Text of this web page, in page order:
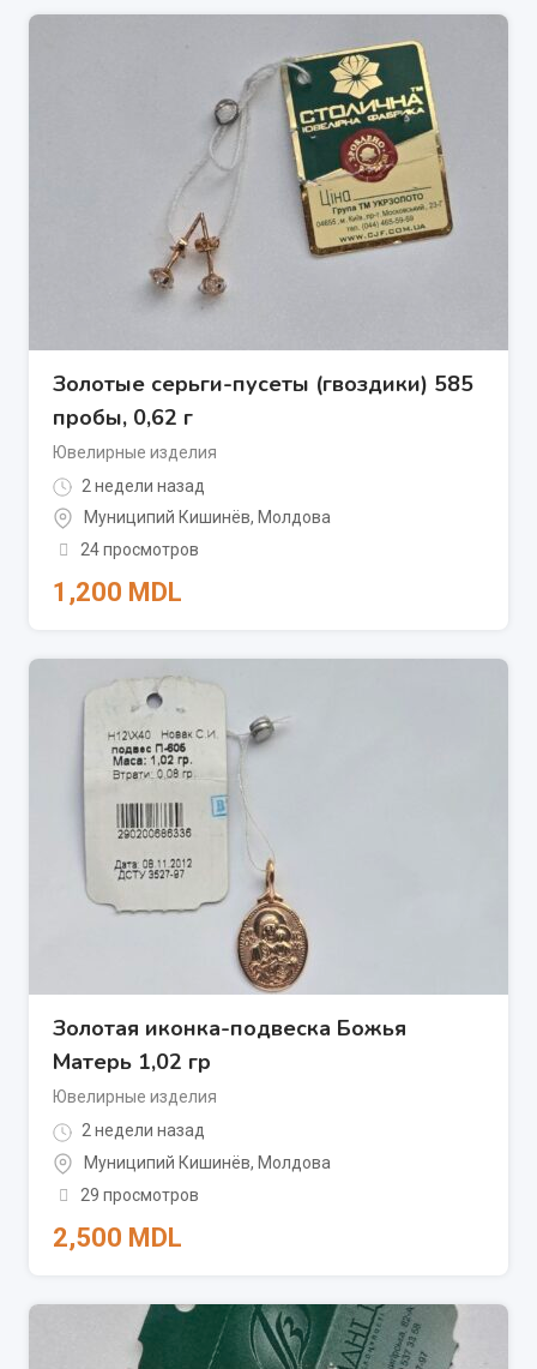
Золотые серьги-пусеты (гвоздики) 585
пробы, 0,62 г
Ювелирные изделия
2 недели назад
Муниципий Кишинёв, Молдова
24 просмотров
1,200 MDL
Золотая иконка-подвеска Божья
Матерь 1,02 гр
Ювелирные изделия
2 недели назад
Муниципий Кишинёв, Молдова
29 просмотров
2,500 MDL